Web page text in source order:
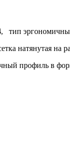
, тип
натянутая на
профиль в